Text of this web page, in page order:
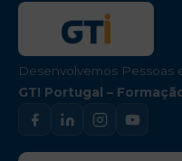
Desenvolvemos Pessoas
GTI Portugal –